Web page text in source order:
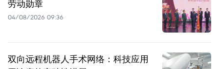
劳动勋章
04/08/2026 09:36
双向远程机器人手术网络：科技应用